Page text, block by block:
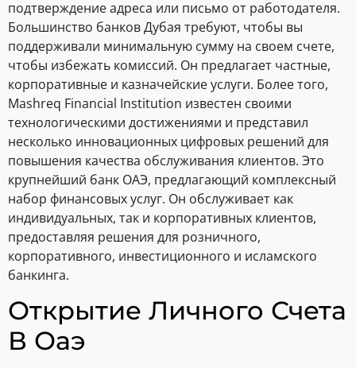
подтверждение адреса или письмо от работодателя.
Большинство банков Дубая требуют, чтобы вы
поддерживали минимальную сумму на своем счете,
чтобы избежать комиссий. Он предлагает частные,
корпоративные и казначейские услуги. Более того,
Mashreq Financial Institution известен своими
технологическими достижениями и представил
несколько инновационных цифровых решений для
повышения качества обслуживания клиентов. Это
крупнейший банк ОАЭ, предлагающий комплексный
набор финансовых услуг. Он обслуживает как
индивидуальных, так и корпоративных клиентов,
предоставляя решения для розничного,
корпоративного, инвестиционного и исламского
банкинга.
Открытие Личного Счета
В Оаэ